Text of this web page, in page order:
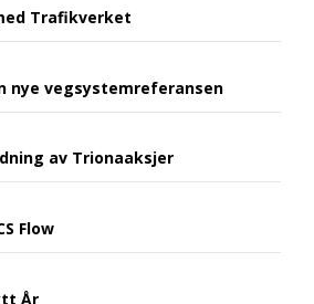
Trafikverket
nye vegsystemreferansen
av Trionaaksjer
Flow
År